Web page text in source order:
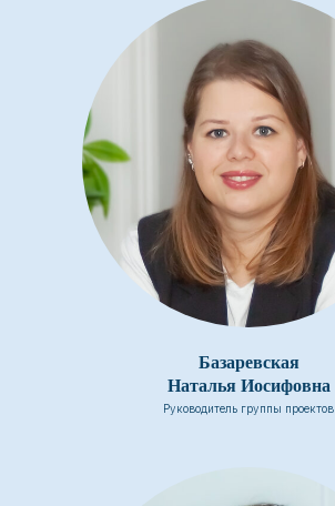
Базаревская
Наталья Иосифовна
Руководитель группы проектов